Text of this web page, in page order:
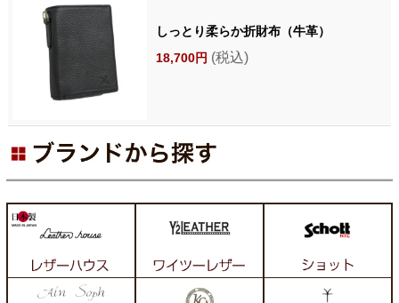
しっとり柔らか折財布（牛革）
18,700円 (税込)